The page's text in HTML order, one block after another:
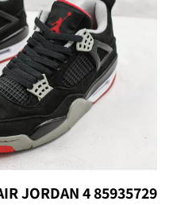
JORDAN 4 85935729